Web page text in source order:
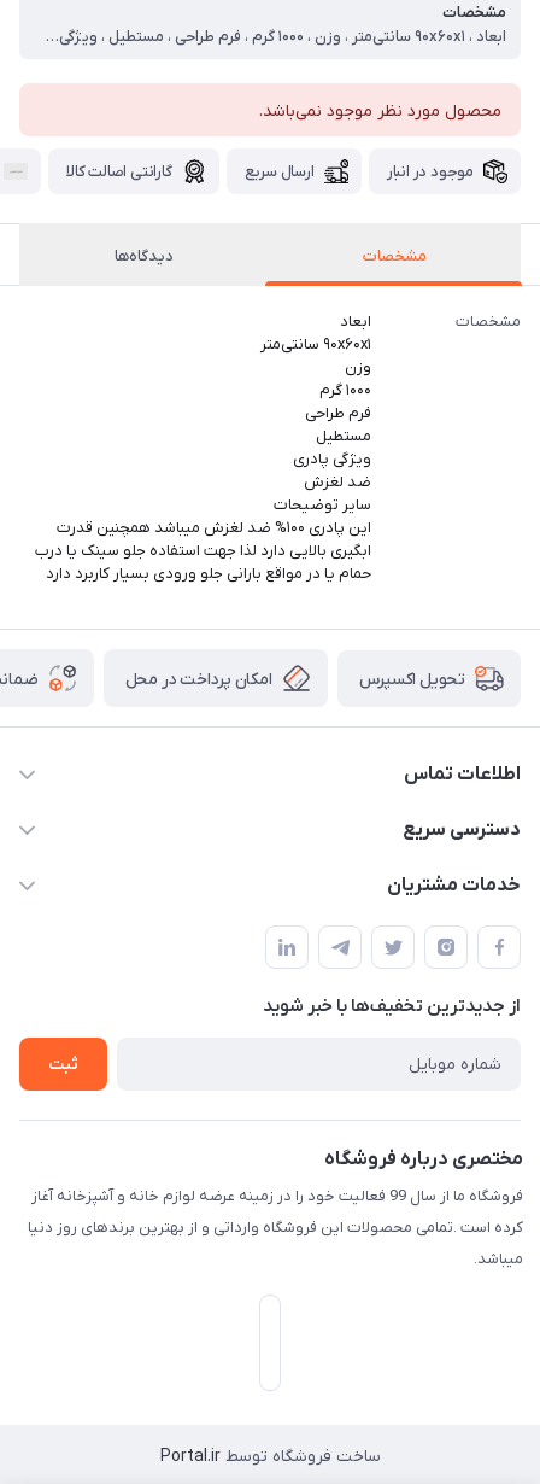
مشخصات
ابعاد ، ۹۰x۶۰x۱ سانتی‌متر ، وزن ، ۱۰۰۰ گرم ، فرم طراحی ، مستطیل ، ویژگی پادری ، ضد لغزش ، سایر توضیحات ، این پادری ۱۰۰% ضد لغزش میباشد همچنین قدرت ابگیری بالایی دارد لذا جهت استفاده جلو سینک یا درب حمام یا در مواقع بارانی جلو ورودی بسیار کاربرد دارد
محصول مورد نظر موجود نمی‌باشد.
موجود در انبار ارسال سریع گارانتی اصالت کالا
مشخصات دیدگاه‌ها
مشخصات
ابعاد
۹۰x۶۰x۱ سانتی‌متر
وزن
۱۰۰۰ گرم
فرم طراحی
مستطیل
ویژگی پادری
ضد لغزش
سایر توضیحات
این پادری ۱۰۰% ضد لغزش میباشد همچنین قدرت
ابگیری بالایی دارد لذا جهت استفاده جلو سینک یا درب
حمام یا در مواقع بارانی جلو ورودی بسیار کاربرد دارد
تحویل اکسپرس امکان پرداخت در محل
اطلاعات تماس
09165044753
دسترسی سریع
حساب کاربری
لیست محصولات
درباره ما
خدمات مشتریان
قوانین و مقررات
حریم خصوصی
راهنما
از جدید‌ترین تخفیف‌ها با‌ خبر شوید
ثبت
مختصری درباره فروشگاه
فروشگاه ما از سال 99 فعالیت خود را در زمینه عرضه لوازم خانه و آشپزخانه آغاز
کرده است .تمامی محصولات این فروشگاه وارداتی و از بهترین برندهای روز دنیا
میباشد.
ساخت فروشگاه توسطPortal.ir